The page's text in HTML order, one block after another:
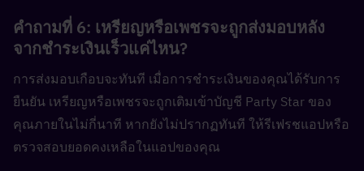
คำถามที่ 6: เหรียญหรือเพชรจะถูกส่งมอบหลัง
จากชำระเงินเร็วแค่ไหน?
การส่งมอบเกือบจะทันที เมื่อการชำระเงินของคุณได้รับการ
ยืนยัน เหรียญหรือเพชรจะถูกเติมเข้าบัญชี Party Star ของ
คุณภายในไม่กี่นาที หากยังไม่ปรากฏทันที ให้รีเฟรชแอปหรือ
ตรวจสอบยอดคงเหลือในแอปของคุณ